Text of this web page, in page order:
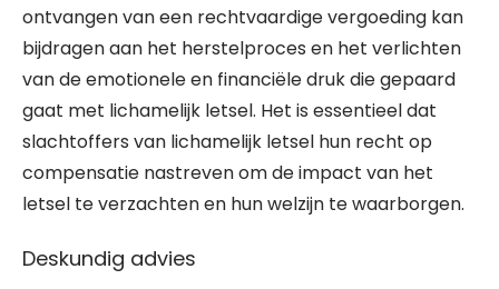
ontvangen van een rechtvaardige vergoeding kan
bijdragen aan het herstelproces en het verlichten
van de emotionele en financiële druk die gepaard
gaat met lichamelijk letsel. Het is essentieel dat
slachtoffers van lichamelijk letsel hun recht op
compensatie nastreven om de impact van het
letsel te verzachten en hun welzijn te waarborgen.
Deskundig advies